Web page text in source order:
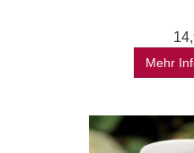
Mehr